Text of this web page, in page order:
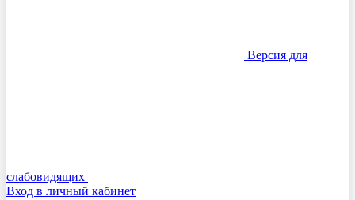
Версия для
слабовидящих
Вход в личный кабинет